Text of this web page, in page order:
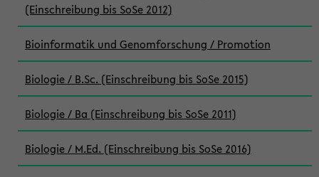
(Einschreibung bis SoSe 2012)
Bioinformatik und Genomforschung / Promotion
Biologie / B.Sc. (Einschreibung bis SoSe 2015)
Biologie / Ba (Einschreibung bis SoSe 2011)
Biologie / M.Ed. (Einschreibung bis SoSe 2016)